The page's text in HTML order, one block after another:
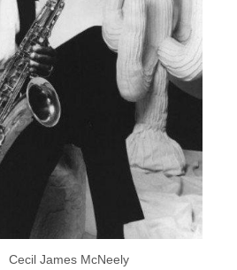
Cecil James McNeely